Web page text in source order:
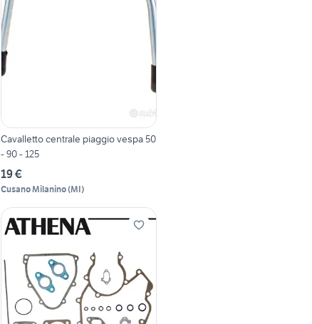
Cavalletto centrale piaggio vespa 50
- 90 - 125
19 €
Cusano Milanino(MI)